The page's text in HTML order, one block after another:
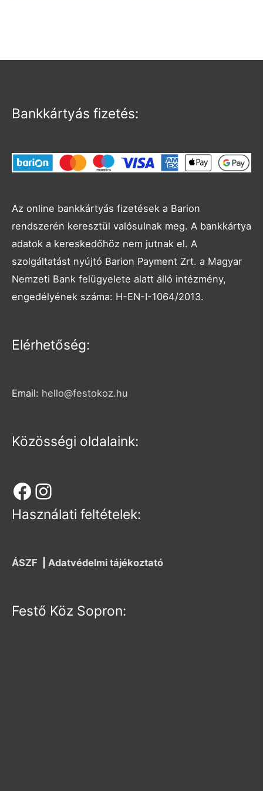
Bankkártyás fizetés:
Az online bankkártyás fizetések a Barion
rendszerén keresztül valósulnak meg. A bankkártya
adatok a kereskedőhöz nem jutnak el. A
szolgáltatást nyújtó Barion Payment Zrt. a Magyar
Nemzeti Bank felügyelete alatt álló intézmény,
engedélyének száma: H-EN-I-1064/2013.
Elérhetőség:
Email: hello@festokoz.hu
Közösségi oldalaink:
Facebook
Instagram
Használati feltételek:
ÁSZF Adatvédelmi tájékoztató
Festő Köz Sopron: